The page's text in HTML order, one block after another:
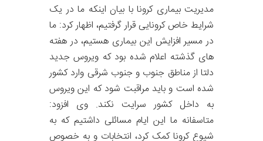
مدیریت بیماری کرونا با بیان اینکه ما در یک
شرایط خاص کرونایی قرار گرفتیم، اظهار کرد: ما
در مسیر افزایش این بیماری هستیم، در هفته
های گذشته اعلام شده بود که ویروس جدید
دلتا از مناطق جنوب و جنوب شرقی وارد کشور
شده است و باید مراقبت شود که این ویروس
به داخل کشور سرایت نکند. وی افزود:
متاسفانه ما این ایام مسائلی داشتیم که به
شیوع کرونا کمک کرد، انتخابات و به خصوص